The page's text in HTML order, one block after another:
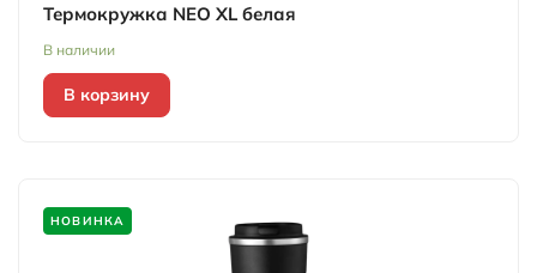
Термокружка NEO XL белая
В наличии
В корзину
НОВИНКА